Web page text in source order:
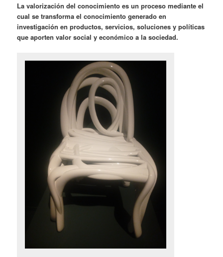
La valorización del conocimiento es un proceso mediante el
cual se transforma el conocimiento generado en
investigación en productos, servicios, soluciones y políticas
que aporten valor social y económico a la sociedad.